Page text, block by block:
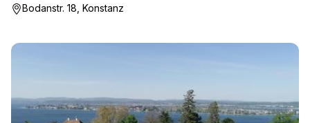
Bodanstr. 18, Konstanz